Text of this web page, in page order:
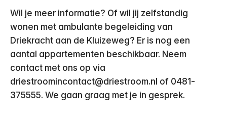
Wil je meer informatie? Of wil jij zelfstandig
wonen met ambulante begeleiding van
Driekracht aan de Kluizeweg? Er is nog een
aantal appartementen beschikbaar. Neem
contact met ons op via
driestroomincontact@driestroom.nl of 0481-
375555. We gaan graag met je in gesprek.